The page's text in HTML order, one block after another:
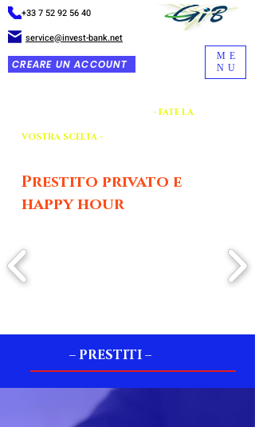
+33 7 52 92 56 40
service@invest-bank.net
CREARE UN ACCOUNT
ME
NU
- FATE LA
VOSTRA SCELTA -
Prestito privato e
happy hour
– PRESTITI –